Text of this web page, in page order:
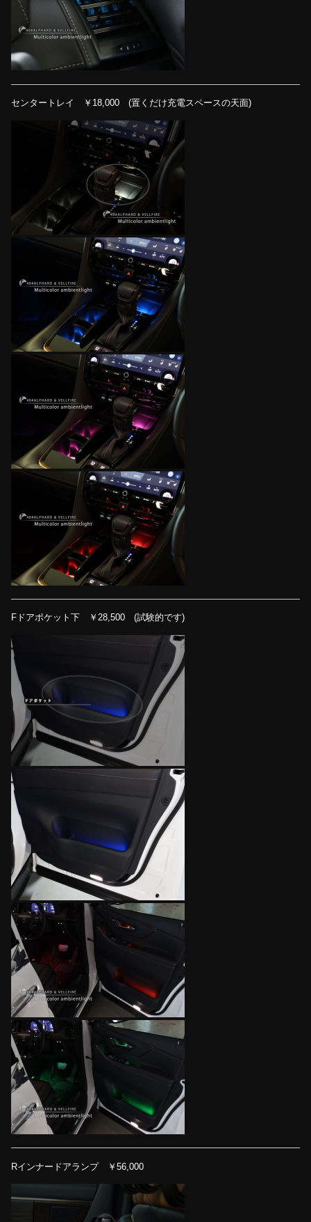
センタートレイ ￥18,000 (置くだけ充電スペースの天面)
Fドアポケット下 ￥28,500 (試験的です)
Rインナードアランプ ￥56,000